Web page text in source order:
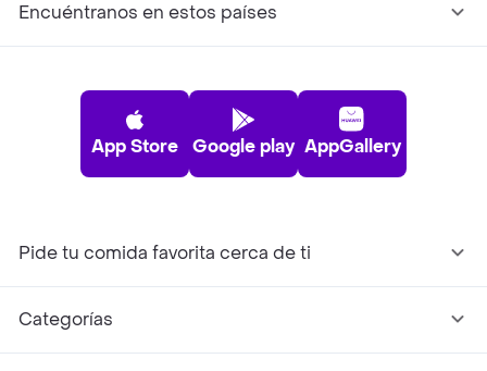
Encuéntranos en estos países
App Store Google play AppGallery
Pide tu comida favorita cerca de ti
Categorías